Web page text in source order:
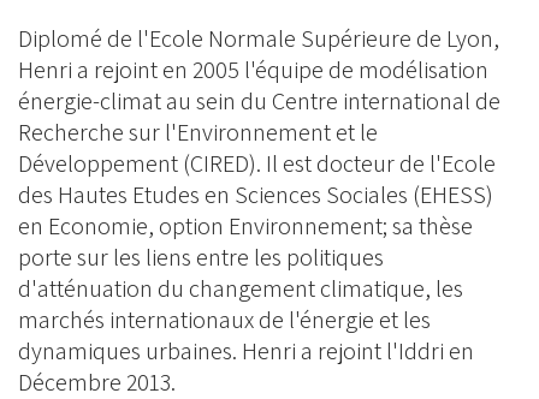
Diplomé de l'Ecole Normale Supérieure de Lyon,
Henri a rejoint en 2005 l'équipe de modélisation
énergie-climat au sein du Centre international de
Recherche sur l'Environnement et le
Développement (CIRED). Il est docteur de l'Ecole
des Hautes Etudes en Sciences Sociales (EHESS)
en Economie, option Environnement; sa thèse
porte sur les liens entre les politiques
d'atténuation du changement climatique, les
marchés internationaux de l'énergie et les
dynamiques urbaines. Henri a rejoint l'Iddri en
Décembre 2013.